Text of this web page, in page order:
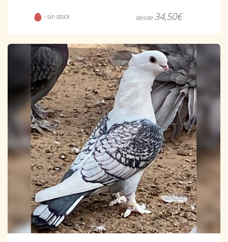
- sin stock desde 34,50€